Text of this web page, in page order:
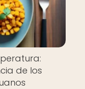
de los